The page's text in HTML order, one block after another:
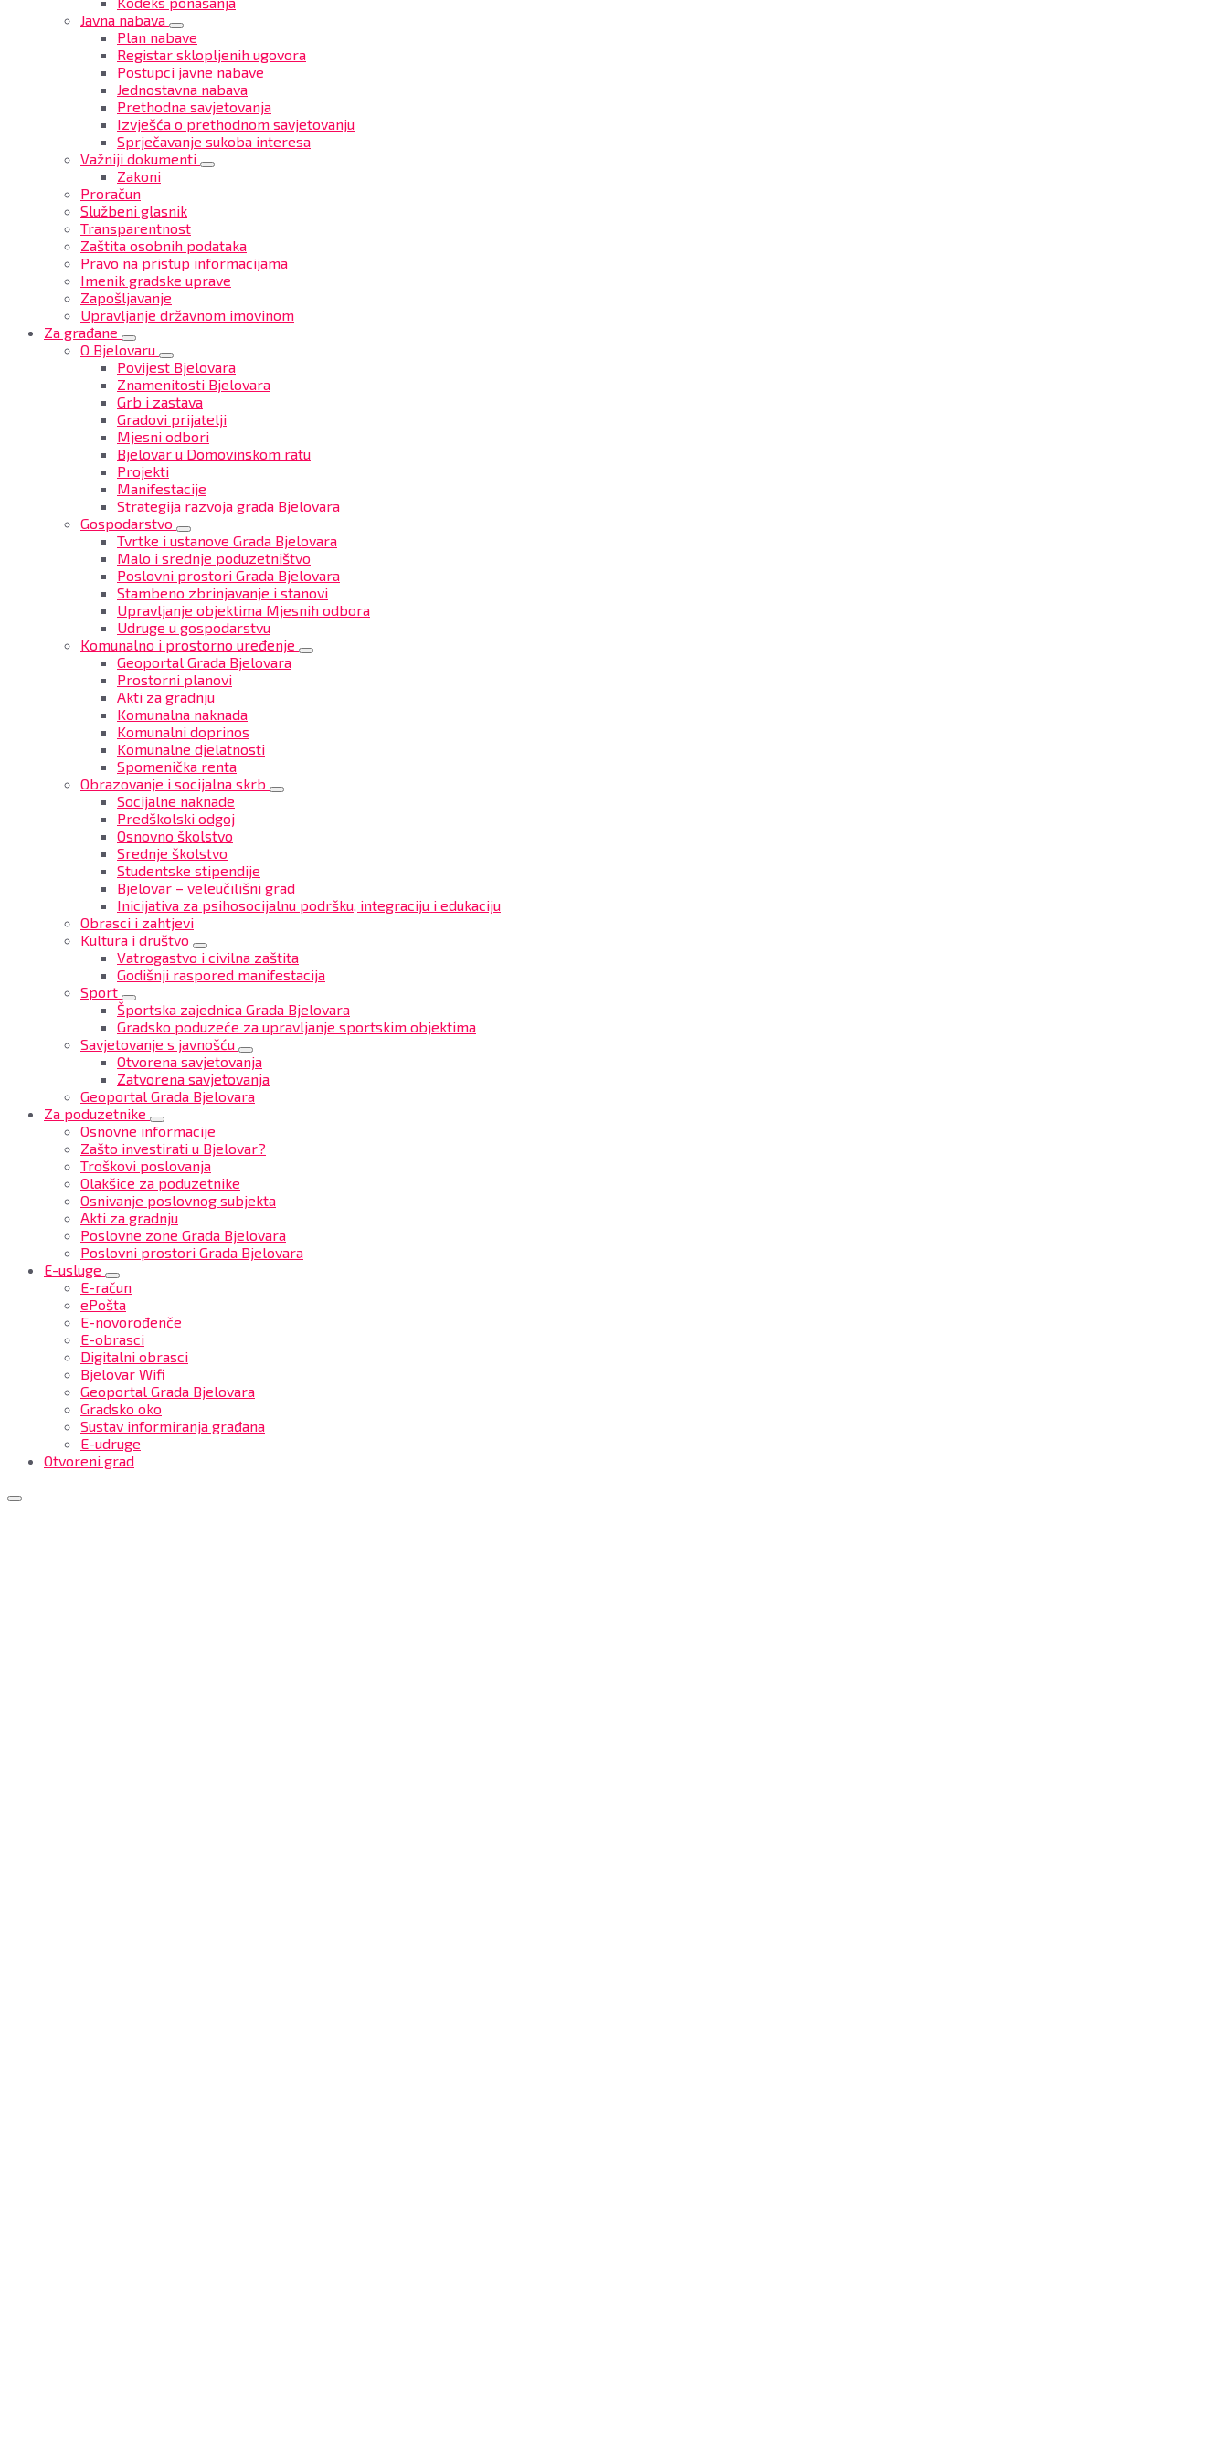
Javna nabava
Plan nabave
Registar sklopljenih ugovora
Postupci javne nabave
Jednostavna nabava
Prethodna savjetovanja
Izvješća o prethodnom savjetovanju
Sprječavanje sukoba interesa
Važniji dokumenti
Zakoni
Proračun
Službeni glasnik
Transparentnost
Zaštita osobnih podataka
Pravo na pristup informacijama
Imenik gradske uprave
Zapošljavanje
Upravljanje državnom imovinom
Za građane
O Bjelovaru
Povijest Bjelovara
Znamenitosti Bjelovara
Grb i zastava
Gradovi prijatelji
Mjesni odbori
Bjelovar u Domovinskom ratu
Projekti
Manifestacije
Strategija razvoja grada Bjelovara
Gospodarstvo
Tvrtke i ustanove Grada Bjelovara
Malo i srednje poduzetništvo
Poslovni prostori Grada Bjelovara
Stambeno zbrinjavanje i stanovi
Upravljanje objektima Mjesnih odbora
Udruge u gospodarstvu
Komunalno i prostorno uređenje
Geoportal Grada Bjelovara
Prostorni planovi
Akti za gradnju
Komunalna naknada
Komunalni doprinos
Komunalne djelatnosti
Spomenička renta
Obrazovanje i socijalna skrb
Socijalne naknade
Predškolski odgoj
Osnovno školstvo
Srednje školstvo
Studentske stipendije
Bjelovar – veleučilišni grad
Inicijativa za psihosocijalnu podršku, integraciju i edukaciju
Obrasci i zahtjevi
Kultura i društvo
Vatrogastvo i civilna zaštita
Godišnji raspored manifestacija
Sport
Športska zajednica Grada Bjelovara
Gradsko poduzeće za upravljanje sportskim objektima
Savjetovanje s javnošću
Otvorena savjetovanja
Zatvorena savjetovanja
Geoportal Grada Bjelovara
Za poduzetnike
Osnovne informacije
Zašto investirati u Bjelovar?
Troškovi poslovanja
Olakšice za poduzetnike
Osnivanje poslovnog subjekta
Akti za gradnju
Poslovne zone Grada Bjelovara
Poslovni prostori Grada Bjelovara
E-usluge
E-račun
ePošta
E-novorođenče
E-obrasci
Digitalni obrasci
Bjelovar Wifi
Geoportal Grada Bjelovara
Gradsko oko
Sustav informiranja građana
E-udruge
Otvoreni grad